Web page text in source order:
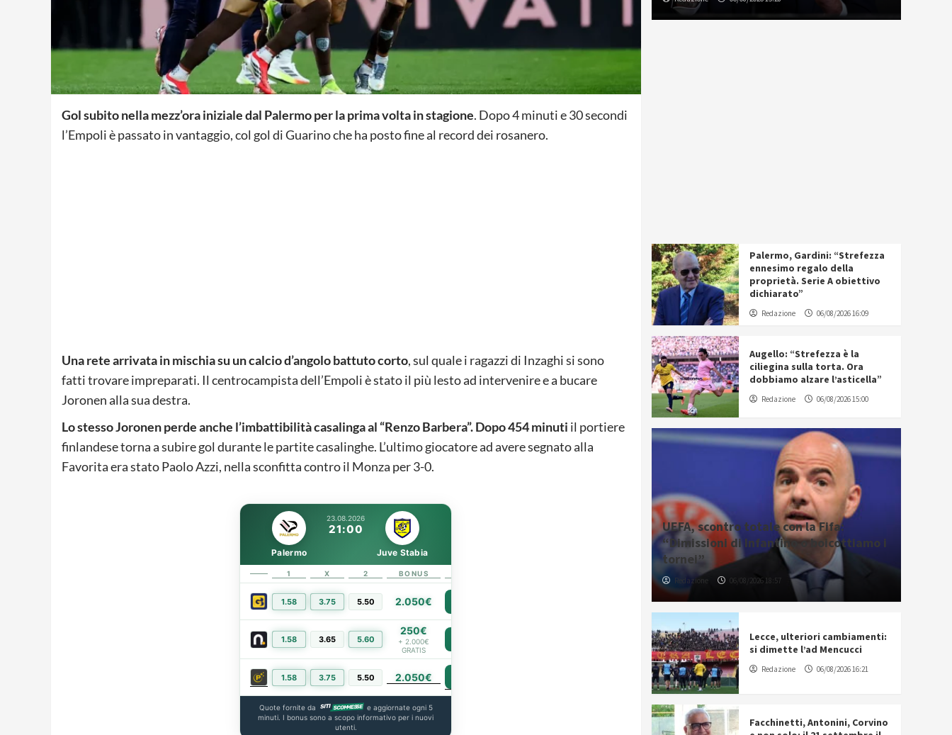
Gol subito nella mezz’ora iniziale dal Palermo per la prima volta in stagione. Dopo 4 minuti e 30 secondi
l’Empoli è passato in vantaggio, col gol di Guarino che ha posto fine al record dei rosanero.
Una rete arrivata in mischia su un calcio d’angolo battuto corto, sul quale i ragazzi di Inzaghi si sono
fatti trovare impreparati. Il centrocampista dell’Empoli è stato il più lesto ad intervenire e a bucare
Joronen alla sua destra.
Lo stesso Joronen perde anche l’imbattibilità casalinga al “Renzo Barbera”. Dopo 454 minuti il portiere
finlandese torna a subire gol durante le partite casalinghe. L’ultimo giocatore ad avere segnato alla
Favorita era stato Paolo Azzi, nella sconfitta contro il Monza per 3-0.
23.08.2026
21:00
Palermo Juve Stabia
1 X 2 BONUS
1.58 3.75 5.50 2.050€
1.58 3.65 5.60
250€
+ 2.000€
GRATIS
1.58 3.75 5.50 2.050€
Quote fornite da
e aggiornate ogni 5
minuti. I bonus sono a scopo informativo per i nuovi
utenti.
Palermo, Gardini: “Strefezza
ennesimo regalo della
proprietà. Serie A obiettivo
dichiarato”
Redazione 06/08/2026 16:09
Augello: “Strefezza è la
ciliegina sulla torta. Ora
dobbiamo alzare l’asticella”
Redazione 06/08/2026 15:00
UEFA, scontro totale con la Fifa:
“Dimissioni di Infantino o boicottiamo i
tornei”
Redazione 06/08/2026 18:57
Lecce, ulteriori cambiamenti:
si dimette l’ad Mencucci
Redazione 06/08/2026 16:21
Facchinetti, Antonini, Corvino